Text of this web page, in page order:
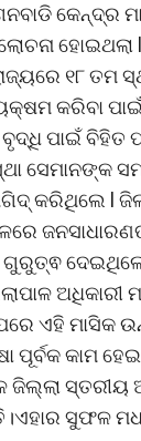
କେନ୍ଦ୍ର
ହୋଇଥଲା
୧୮ ତମ
କରିବା
ପାଇଁ ବିହିତ
କରିଥିଲେ l
ଅଧିକାରୀ
ଏହି ମାସିକ
କାମ
ଜିଲ୍ଲା
ସୁଫଳ